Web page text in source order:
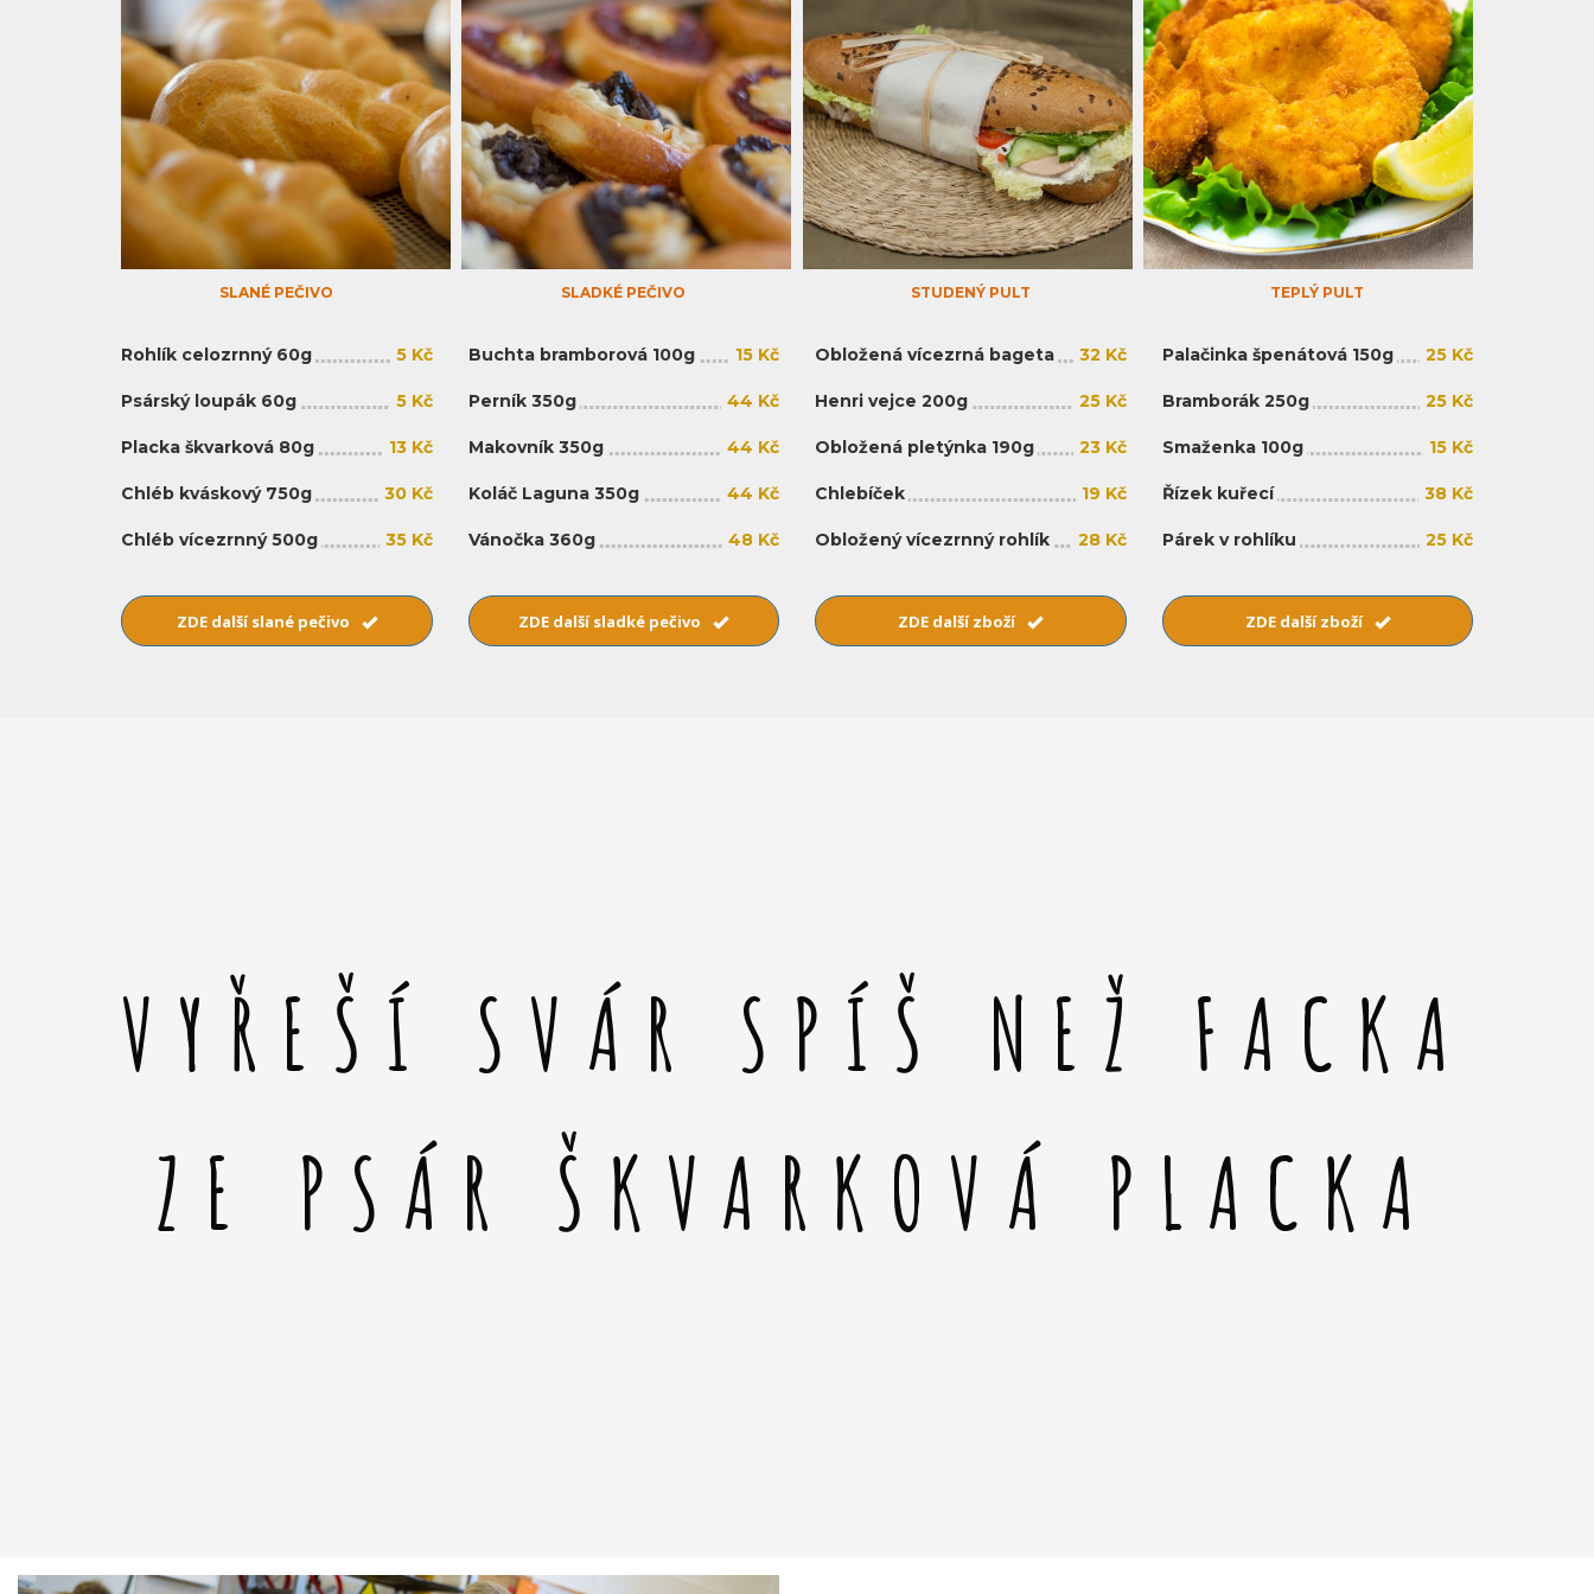
SLANÉ PEČIVO
Rohlík celozrnný 60g 5 Kč
Psárský loupák 60g 5 Kč
Placka škvarková 80g 13 Kč
Chléb kváskový 750g 30 Kč
Chléb vícezrnný 500g 35 Kč
ZDE další slané pečivo
SLADKÉ PEČIVO
Buchta bramborová 100g 15 Kč
Perník 350g 44 Kč
Makovník 350g 44 Kč
Koláč Laguna 350g 44 Kč
Vánočka 360g 48 Kč
ZDE další sladké pečivo
STUDENÝ PULT
Obložená vícezrná bageta 32 Kč
Henri vejce 200g 25 Kč
Obložená pletýnka 190g 23 Kč
Chlebíček 19 Kč
Obložený vícezrnný rohlík 28 Kč
ZDE další zboží
TEPLÝ PULT
Palačinka špenátová 150g 25 Kč
Bramborák 250g 25 Kč
Smaženka 100g 15 Kč
Řízek kuřecí 38 Kč
Párek v rohlíku 25 Kč
ZDE další zboží
VYŘEŠÍ SVÁR SPÍŠ NEŽ FACKA
ZE PSÁR ŠKVARKOVÁ PLACKA